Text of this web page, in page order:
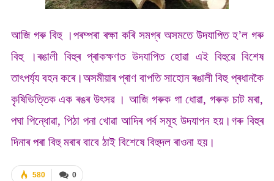
আজি গৰু বিহু ।পৰম্পৰা ৰক্ষা কৰি সমগ্ৰ অসমতে উদযাপিত হ’ল গৰু
বিহু ।ৰঙালী বিহুৰ প্ৰাকক্ষণত উদযাপিত হোৱা এই বিহুৱে বিশেষ
তাৎপৰ্য্য বহন কৰে।অসমীয়াৰ প্ৰাণ বাপতি সাহোন ৰঙালী বিহু প্ৰধানকৈ
কৃষিভিত্তিক এক ৰঙৰ উৎসৱ । আজি গৰুক গা ধোৱা, গৰুক চাট মৰা,
পঘা পিন্ধোৱা, পিঠা পনা খোৱা আদিৰ পৰ্ব সমূহ উদযাপন হয়।গৰু বিহুৰ
দিনাৰ পৰা বিহু মৰাৰ বাবে ঠাই বিশেষে বিহুদল ৰাওনা হয়।
0
580